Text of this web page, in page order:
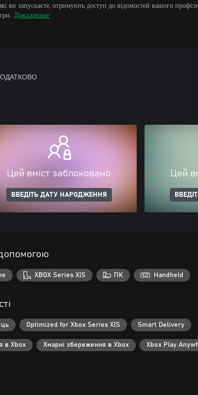
ви запускаєте, отримують доступ до відомостей вашого
Докладніше
Цей вміст заблоковано
ВВЕДІТЬ ДАТУ НАРОДЖЕННЯ
Цей
XBOX Series X|S ПК Handheld
Optimized for Xbox Series X|S Smart Delivery
в Xbox Хмарні збереження в Xbox Xbox Play